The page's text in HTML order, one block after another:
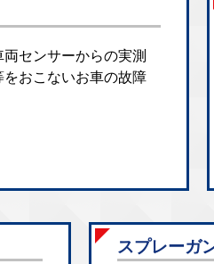
センサーからの実測
おこないお車の故障
スプレーガ